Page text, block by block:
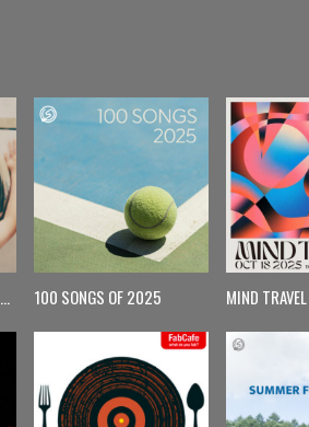
【月曜更新】Monday Spin 100 SONGS OF 2025 MIND TRAVEL